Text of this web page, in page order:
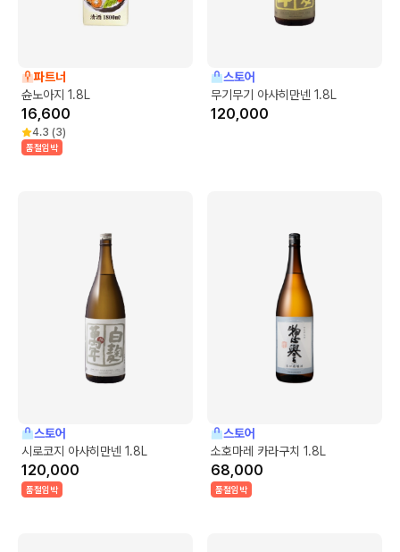
파트너
슌노아지 1.8L
16,600
4.3 (3)
품절임박
스토어
무기무기 아사히만넨 1.8L
120,000
스토어
시로코지 아사히만넨 1.8L
120,000
품절임박
스토어
소호마레 카라구치 1.8L
68,000
품절임박